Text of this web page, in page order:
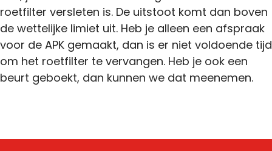
roetfilter versleten is. De uitstoot komt dan boven
de wettelijke limiet uit. Heb je alleen een afspraak
voor de APK gemaakt, dan is er niet voldoende tijd
om het roetfilter te vervangen. Heb je ook een
beurt geboekt, dan kunnen we dat meenemen.